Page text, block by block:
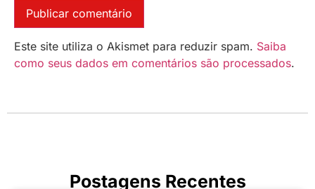
Este site utiliza o Akismet para reduzir spam. Saiba
como seus dados em comentários são processados.
Postagens Recentes